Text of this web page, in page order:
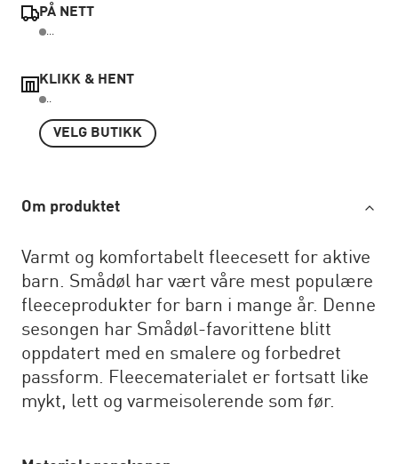
PÅ NETT
...
KLIKK & HENT
..
VELG BUTIKK
Om produktet
Varmt og komfortabelt fleecesett for aktive
barn. Smådøl har vært våre mest populære
fleeceprodukter for barn i mange år. Denne
sesongen har Smådøl-favorittene blitt
oppdatert med en smalere og forbedret
passform. Fleecematerialet er fortsatt like
mykt, lett og varmeisolerende som før.